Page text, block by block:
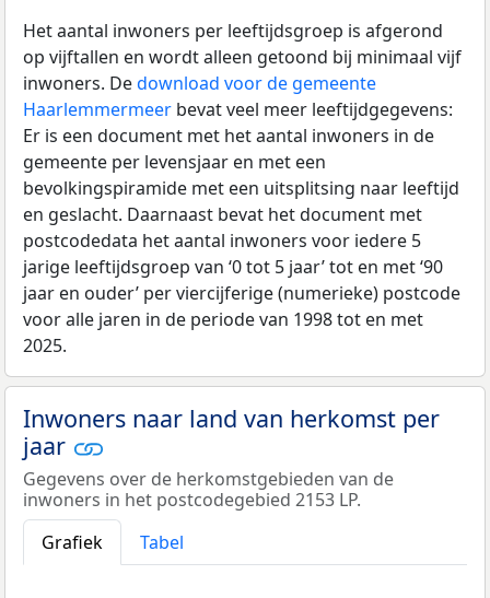
Het aantal inwoners per leeftijdsgroep is afgerond
op vijftallen en wordt alleen getoond bij minimaal vijf
inwoners. Dedownload voor de gemeente
Haarlemmermeer bevat veel meer leeftijdgegevens:
Er is een document met het aantal inwoners in de
gemeente per levensjaar en met een
bevolkingspiramide met een uitsplitsing naar leeftijd
en geslacht. Daarnaast bevat het document met
postcodedata het aantal inwoners voor iedere 5
jarige leeftijdsgroep van ‘0 tot 5 jaar’ tot en met ‘90
jaar en ouder’ per viercijferige (numerieke) postcode
voor alle jaren in de periode van 1998 tot en met
2025.
Inwoners naar land van herkomst per
jaar
Gegevens over de herkomstgebieden van de
inwoners in het postcodegebied 2153 LP.
Grafiek
Tabel